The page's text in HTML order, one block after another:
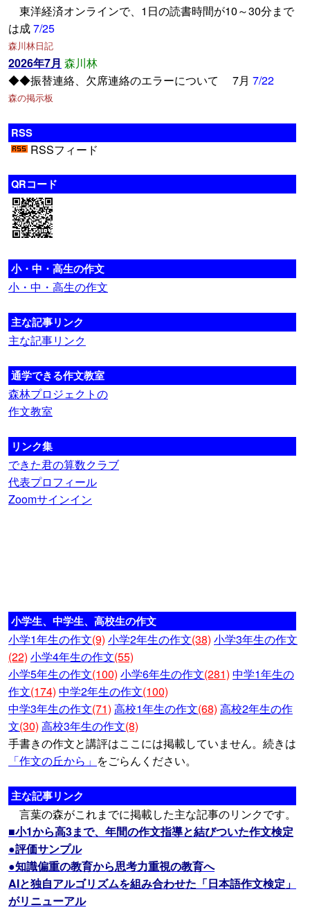
東洋経済オンラインで、1日の読書時間が10～30分まで
は成7/25
森川林日記
2026年7月 森川林
◆◆振替連絡、欠席連絡のエラーについて 7月 7/22
森の掲示板
RSS
RSSフィード
QRコード
小・中・高生の作文
小・中・高生の作文
主な記事リンク
主な記事リンク
通学できる作文教室
森林プロジェクトの
作文教室
リンク集
できた君の算数クラブ
代表プロフィール
Zoomサインイン
小学生、中学生、高校生の作文
小学1年生の作文(9) 小学2年生の作文(38) 小学3年生の作文
(22) 小学4年生の作文(55)
小学5年生の作文(100) 小学6年生の作文(281) 中学1年生の
作文(174) 中学2年生の作文(100)
中学3年生の作文(71) 高校1年生の作文(68) 高校2年生の作
文(30) 高校3年生の作文(8)
手書きの作文と講評はここには掲載していません。続きは
「作文の丘から」 をごらんください。
主な記事リンク
言葉の森がこれまでに掲載した主な記事のリンクです。
■小1から高3まで、年間の作文指導と結びついた作文検定
●評価サンプル
●知識偏重の教育から思考力重視の教育へ
AIと独自アルゴリズムを組み合わせた「日本語作文検定」
がリニューアル